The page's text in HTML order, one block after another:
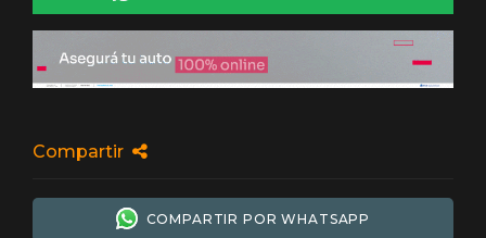
Compartir
COMPARTIR POR WHATSAPP